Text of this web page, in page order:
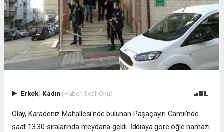
Erkek| Kadın (Haberi Sesli Oku)
Olay, Karadeniz Mahallesi'nde bulunan Paşaçayırı Camii'nde
saat 13.30 sıralarında meydana geldi. İddiaya göre öğle namazı